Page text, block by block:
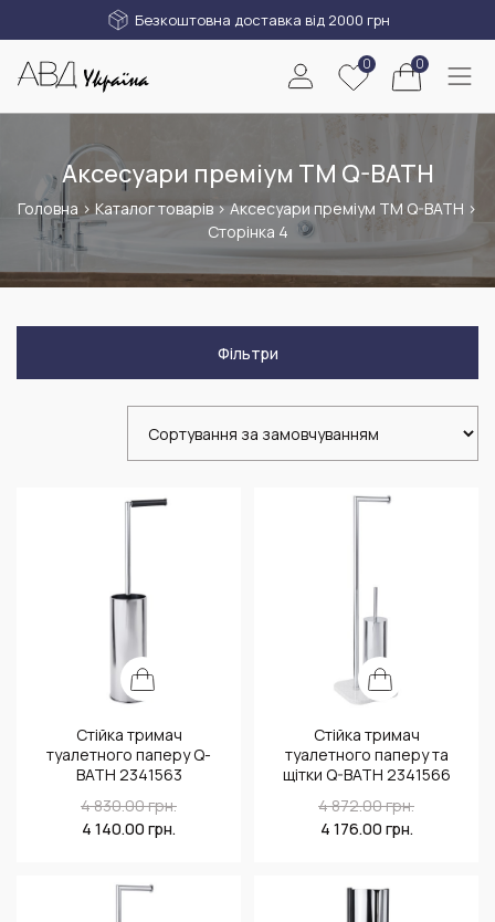
Безкоштовна доставка від 2000 грн
0 0
Аксесуари преміум ТМ Q-BATH
Головна >Каталог товарів>Аксесуари преміум ТМ Q-BATH >
Сторінка 4
Фільтри
Стійка тримач
туалетного паперу Q-
BATH 2341563
4 830.00грн.
4 140.00 грн.
Стійка тримач
туалетного паперу та
щітки Q-BATH 2341566
4 872.00грн.
4 176.00 грн.